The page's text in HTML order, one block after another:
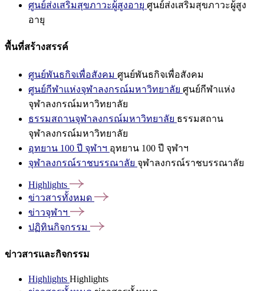
ศูนย์ส่งเสริมสุขภาวะผู้สูงอายุ ศูนย์ส่งเสริมสุขภาวะผู้สูง
อายุ
พื้นที่สร้างสรรค์
ศูนย์พันธกิจเพื่อสังคม ศูนย์พันธกิจเพื่อสังคม
ศูนย์กีฬาแห่งจุฬาลงกรณ์มหาวิทยาลัย ศูนย์กีฬาแห่ง
จุฬาลงกรณ์มหาวิทยาลัย
ธรรมสถานจุฬาลงกรณ์มหาวิทยาลัย ธรรมสถาน
จุฬาลงกรณ์มหาวิทยาลัย
อุทยาน 100 ปี จุฬาฯ อุทยาน 100 ปี จุฬาฯ
จุฬาลงกรณ์ราชบรรณาลัย จุฬาลงกรณ์ราชบรรณาลัย
Highlights
ข่าวสารทั้งหมด
ข่าวจุฬาฯ
ปฏิทินกิจกรรม
ข่าวสารและกิจกรรม
Highlights Highlights